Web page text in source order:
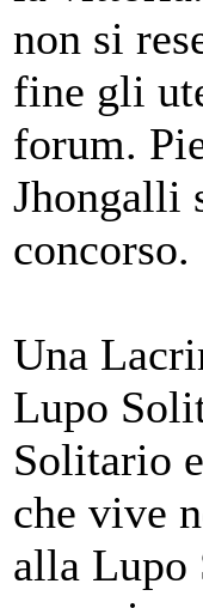
non si
fine gli
forum.
Jhongalli
concorso.
Una
Lupo
Solitario
che vive
alla Lupo